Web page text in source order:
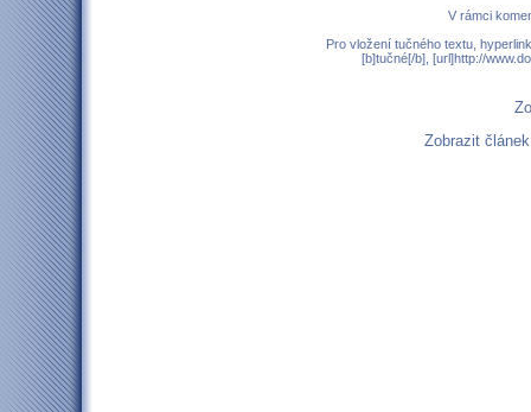
V rámci
Pro vložení tučného textu,
[b]tučné[/b], [url]http://
Zobrazit